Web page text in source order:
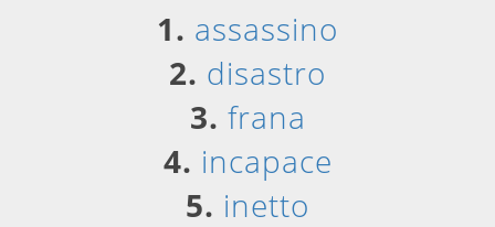
1. assassino
2. disastro
3. frana
4. incapace
5. inetto